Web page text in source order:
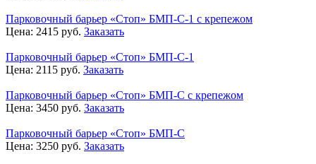
Парковочный барьер «Стоп» БМП-С-1 с крепежом
Цена: 2415 руб. Заказать
Парковочный барьер «Стоп» БМП-С-1
Цена: 2115 руб. Заказать
Парковочный барьер «Стоп» БМП-С с крепежом
Цена: 3450 руб. Заказать
Парковочный барьер «Стоп» БМП-С
Цена: 3250 руб. Заказать